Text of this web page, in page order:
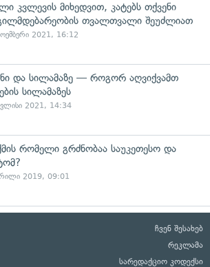
კვლევის მიხედვით, კატებს თქვენი
თვალთვალი შეუძლიათ
2021, 16:12
და სილამაზე — როგორ აღვიქვამთ
სილამაზეს
2021, 14:34
რომელი გრძნობაა საუკეთესო და
2019, 09:01
ჩვენ შესახებ
რეკლამა
სარედაქციო კოდექსი